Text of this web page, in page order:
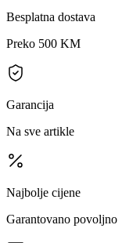
Besplatna dostava
Preko 500 KM
Garancija
Na sve artikle
Najbolje cijene
Garantovano povoljno